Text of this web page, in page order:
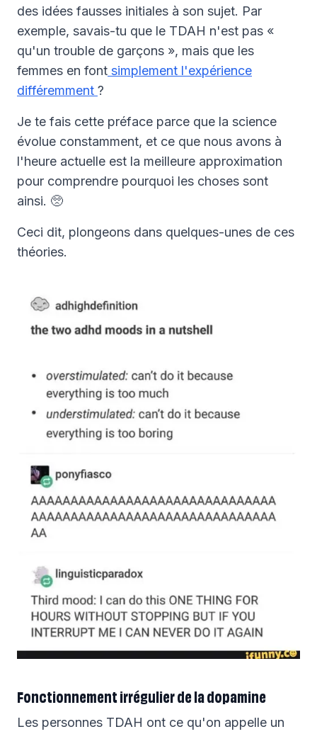
des idées fausses initiales à son sujet. Par
exemple, savais-tu que le TDAH n'est pas «
qu'un trouble de garçons », mais que les
femmes en font simplement l'expérience
différemment ?
Je te fais cette préface parce que la science
évolue constamment, et ce que nous avons à
l'heure actuelle est la meilleure approximation
pour comprendre pourquoi les choses sont
ainsi. 🥺
Ceci dit, plongeons dans quelques-unes de ces
théories.
Fonctionnement irrégulier de la dopamine
Les personnes TDAH ont ce qu'on appelle un